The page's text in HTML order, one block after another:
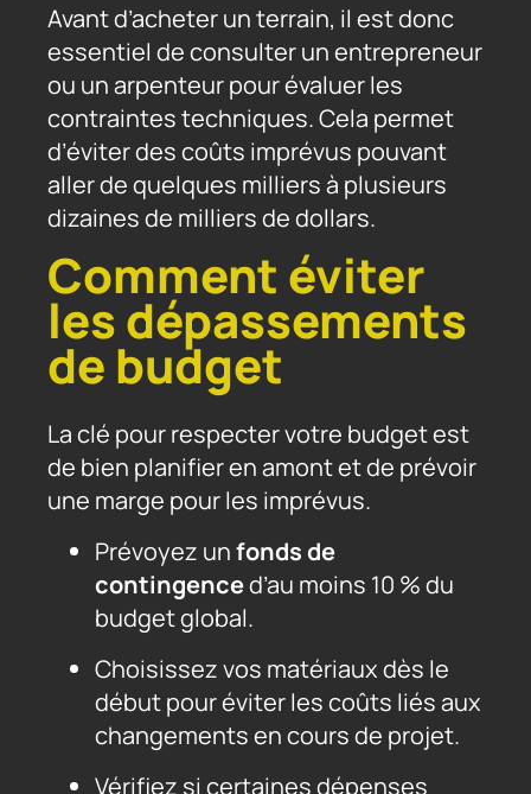
Avant d’acheter un terrain, il est donc
essentiel de consulter un entrepreneur
ou un arpenteur pour évaluer les
contraintes techniques. Cela permet
d’éviter des coûts imprévus pouvant
aller de quelques milliers à plusieurs
dizaines de milliers de dollars.
Comment éviter
les dépassements
de budget
La clé pour respecter votre budget est
de bien planifier en amont et de prévoir
une marge pour les imprévus.
Prévoyez unfonds de
contingenced’au moins 10 % du
budget global.
Choisissez vos matériaux dès le
début pour éviter les coûts liés aux
changements en cours de projet.
Vérifiez si certaines dépenses